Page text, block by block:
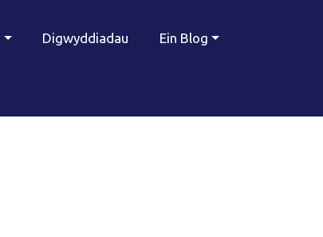
Digwyddiadau Ein Blog